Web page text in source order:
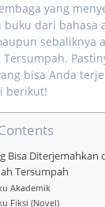
yang
buku dari bahasa
sebaliknya
Tersumpah.
bisa Anda
berikut!
Bisa Diterjemahkan
Tersumpah
Akademik
Fiksi (Novel)